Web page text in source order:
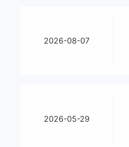
2026-08-07
2026-05-29